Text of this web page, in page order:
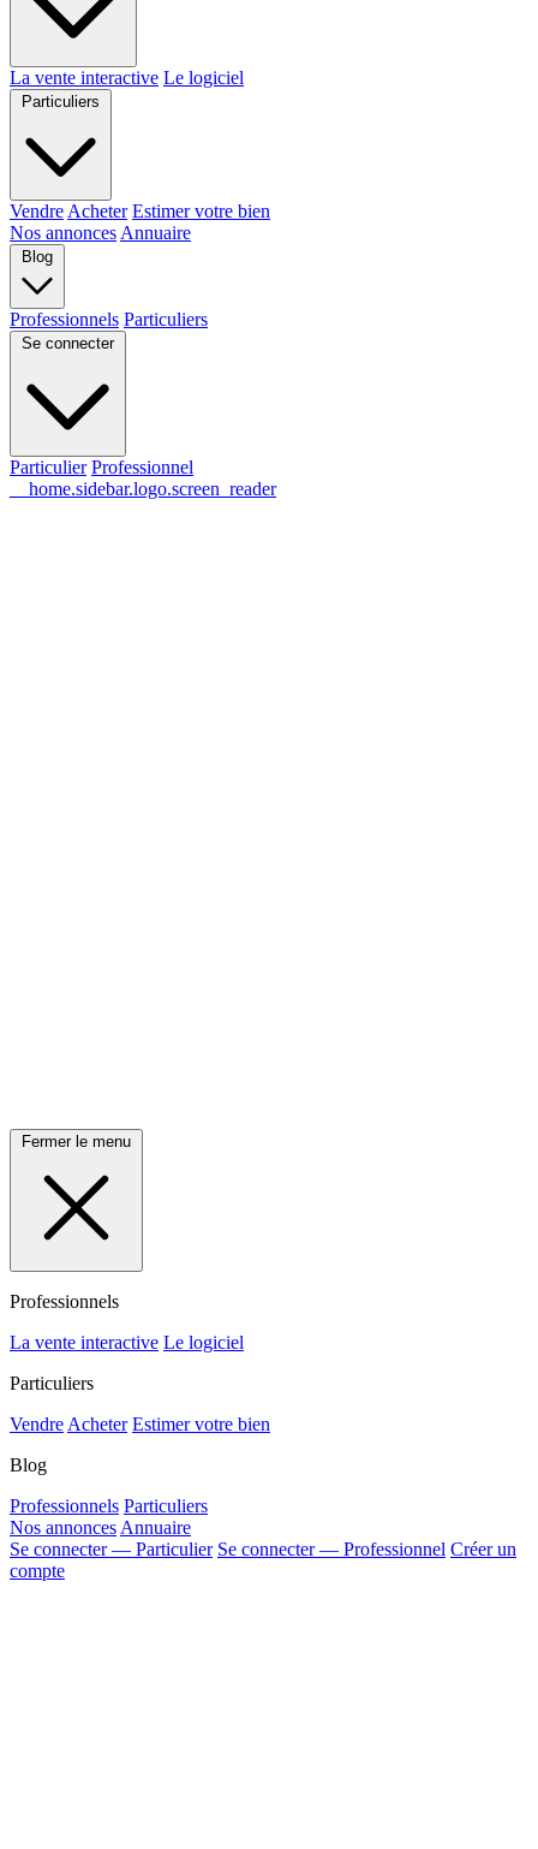
La vente interactive Le logiciel
Particuliers
Vendre Acheter Estimer votre bien
Nos annonces Annuaire
Blog
Professionnels Particuliers
Se connecter
Particulier Professionnel
__home.sidebar.logo.screen_reader
Fermer le menu
Professionnels
La vente interactive Le logiciel
Particuliers
Vendre Acheter Estimer votre bien
Blog
Professionnels Particuliers
Nos annonces Annuaire
Se connecter — Particulier Se connecter — Professionnel Créer un
compte